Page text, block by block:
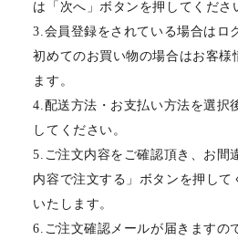
は「次へ」ボタンを押してくださ
3.会員登録をされている場合はロ
初めてのお買い物の場合はお客様
ます。
4.配送方法・お支払い方法を選択
してください。
5.ご注文内容をご確認頂き、お間
内容で注文する」ボタンを押して
いたします。
6.ご注文確認メールが届きますの